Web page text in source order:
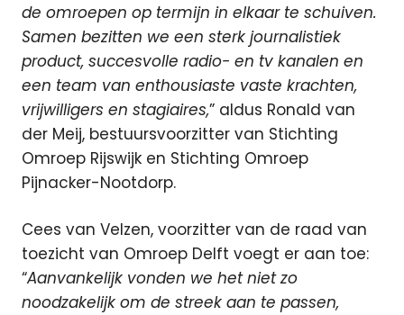
de omroepen op termijn in elkaar te schuiven.
Samen bezitten we een sterk journalistiek
product, succesvolle radio- en tv kanalen en
een team van enthousiaste vaste krachten,
vrijwilligers en stagiaires,” aldus Ronald van
der Meij, bestuursvoorzitter van Stichting
Omroep Rijswijk en Stichting Omroep
Pijnacker-Nootdorp.
Cees van Velzen, voorzitter van de raad van
toezicht van Omroep Delft voegt er aan toe:
“Aanvankelijk vonden we het niet zo
noodzakelijk om de streek aan te passen,